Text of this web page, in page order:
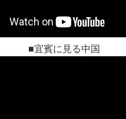
■宜賓に見る中国